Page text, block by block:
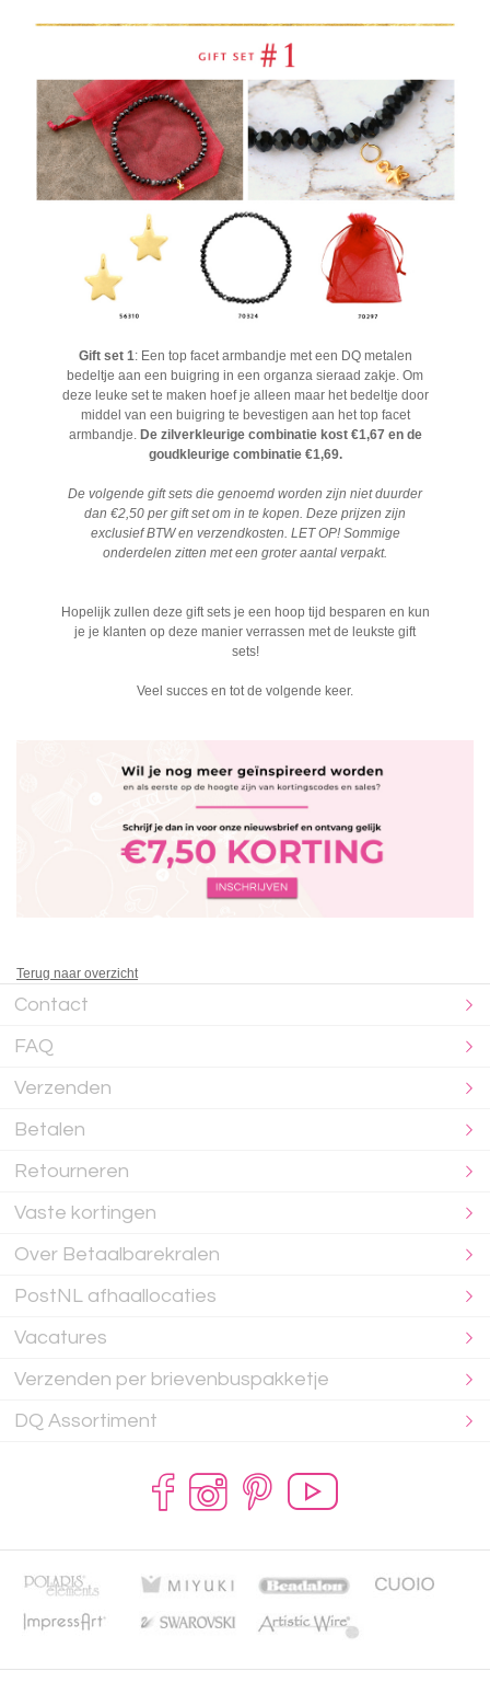
Gift set 1: Een top facet armbandje met een DQ metalen
bedeltje aan een buigring in een organza sieraad zakje. Om
deze leuke set te maken hoef je alleen maar het bedeltje door
middel van een buigring te bevestigen aan het top facet
armbandje. De zilverkleurige combinatie kost €1,67 en de
goudkleurige combinatie €1,69.
De volgende gift sets die genoemd worden zijn niet duurder
dan €2,50 per gift set om in te kopen. Deze prijzen zijn
exclusief BTW en verzendkosten. LET OP! Sommige
onderdelen zitten met een groter aantal verpakt.
Hopelijk zullen deze gift sets je een hoop tijd besparen en kun
je je klanten op deze manier verrassen met de leukste gift
sets!
Veel succes en tot de volgende keer.
Terug naar overzicht
Contact
FAQ
Verzenden
Betalen
Retourneren
Vaste kortingen
Over Betaalbarekralen
PostNL afhaallocaties
Vacatures
Verzenden per brievenbuspakketje
DQ Assortiment